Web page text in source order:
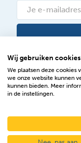
Volg ons op
2026 © NuNotariaat
Wij gebruiken cookies
We plaatsen deze cookies
we onze website kunnen
kunnen bieden. Meer
in de instellingen.